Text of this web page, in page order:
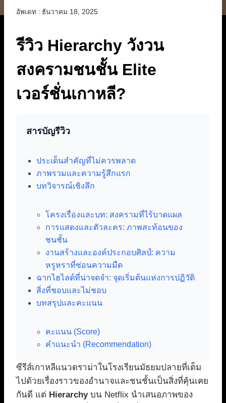
อัพเดท : ธันวาคม 18, 2025
รีวิว Hierarchy วังวน
สงครามชนชั้น Elite
เวอร์ชั่นเกาหลี?
สารบัญรีวิว
ประเด็นสำคัญที่ไม่ควรพลาด
ภาพรวมและความรู้สึกแรก
บทวิจารณ์เชิงลึก
โครงเรื่องและบท: สงครามที่ไร้บาดแผล
การแสดงและตัวละคร: ภาพสะท้อนของ
ชนชั้น
งานสร้างและองค์ประกอบศิลป์: ความ
หรูหราที่ซ่อนความมืด
ฉากไฮไลต์ที่น่าจดจำ: จุดเริ่มต้นแห่งการปฏิวัติ
สิ่งที่ชอบและไม่ชอบ
บทสรุปและคะแนน
คะแนน (Score)
คำแนะนำ (Recommendation)
ซีรีส์เกาหลีแนวดราม่าในโรงเรียนมัธยมปลายที่เต็ม
ไปด้วยเรื่องราวของอำนาจและชนชั้นเป็นสิ่งที่คุ้นเคย
กันดี แต่ Hierarchyบน Netflix นำเสนอภาพของ